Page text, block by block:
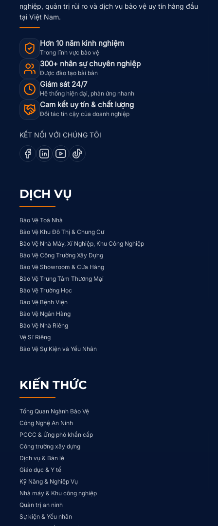
nghiệp, quản trị rủi ro và dịch vụ bảo vệ uy tín hàng đầu
tại Việt Nam.
Hơn 10 năm kinh nghiệm
Trong lĩnh vực bảo vệ
300+ nhân sự chuyên nghiệp
Được đào tạo bài bản
Giám sát 24/7
Hệ thống hiện đại, phản ứng nhanh
Cam kết uy tín & chất lượng
Đối tác tin cậy của doanh nghiệp
KẾT NỐI VỚI CHÚNG TÔI
DỊCH VỤ
Bảo Vệ Toà Nhà
Bảo Vệ Khu Đô Thị & Chung Cư
Bảo Vệ Nhà Máy, Xí Nghiệp, Khu Công Nghiệp
Bảo Vệ Công Trường Xây Dựng
Bảo Vệ Showroom & Cửa Hàng
Bảo Vệ Trung Tâm Thương Mại
Bảo Vệ Trường Học
Bảo Vệ Bệnh Viện
Bảo Vệ Ngân Hàng
Bảo Vệ Nhà Riêng
Vệ Sĩ Riêng
Bảo Vệ Sự Kiện và Yếu Nhân
KIẾN THỨC
Tổng Quan Ngành Bảo Vệ
Công Nghệ An Ninh
PCCC & Ứng phó khẩn cấp
Công trường xây dựng
Dịch vụ & Bán lẻ
Giáo dục & Y tế
Kỹ Năng & Nghiệp Vụ
Nhà máy & Khu công nghiệp
Quản trị an ninh
Sự kiện & Yếu nhân